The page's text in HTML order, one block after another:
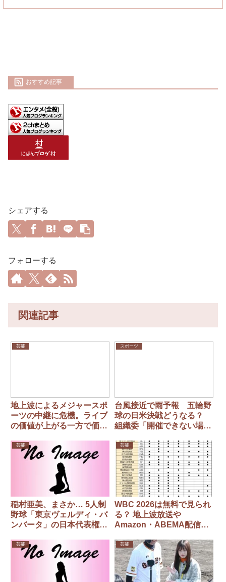
おすすめ記事
シェアする
フォローする
関連記事
芸能
地上波によるメジャースポ
ーツの中継に危機。ライブ
の価値が上がる一方で価値
テンツとは？
スポーツ
台風接近で雨予報 五輪野
球の日米決戦どうなる？
組織委「開催できない場合
芸能
稲村亜美、まさか… 5人制
野球「東京ヴェルディ・バ
ンバータ」の日本代表権取
満たせず
芸能
WBC 2026は無料で見られ
る？ 地上波放送や
Amazon・ABEMA配信
方法も解説
芸能 芸能